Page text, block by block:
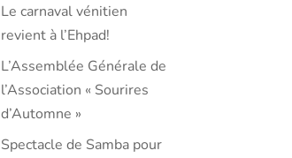
Le carnaval vénitien
revient à l’Ehpad!
L’Assemblée Générale de
l’Association « Sourires
d’Automne »
Spectacle de Samba pour